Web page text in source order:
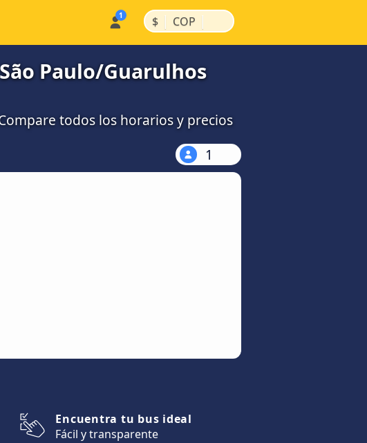
$ | COP |
Paulo/Guarulhos
todos los horarios y precios
1
Encuentra tu bus ideal
Fácil y transparente